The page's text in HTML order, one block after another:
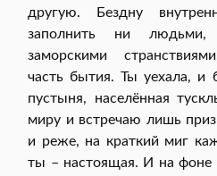
другую. Бездну
заполнить ни
заморскими
часть бытия. Ты уехала, и
пустыня, населённая
миру и встречаю лишь
и реже, на краткий миг
ты – настоящая. И на